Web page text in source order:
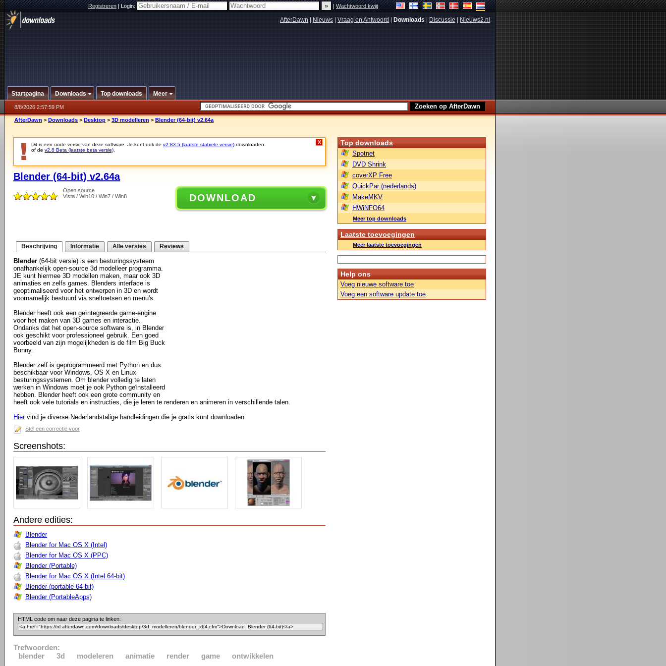
Registreren|Login: |Wachtwoord kwijt
AfterDawn Nieuws Vraag en Antwoord Downloads Discussie Nieuws2.nl
Startpagina Downloads Top downloads Meer
8/8/2026 2:57:59 PM
AfterDawn > Downloads > Desktop > 3D modelleren > Blender (64-bit) v2.64a
Dit is een oude versie van deze software. Je kunt ook de v2.83.5 (laatste stabiele versie) downloaden.
of de v2.8 Beta (laatste beta versie)
X
Blender (64-bit) v2.64a
Open source
Vista / Win10 / Win7 / Win8
DOWNLOAD
Beschrijving Informatie Alle versies Reviews
Blender (64-bit versie) is een besturingssysteem
onafhankelijk open-source 3d modelleer programma.
JE kunt hiermee 3D modellen maken, maar ook 3D
animaties en zelfs games. Blenders interface is
geoptimaliseerd voor het ontwerpen in 3D en wordt
voornamelijk bestuurd via sneltoetsen en menu's.
Blender heeft ook een geïntegreerde game-engine
voor het maken van 3D games en interactie.
Ondanks dat het open-source software is, in Blender
ook geschikt voor professioneel gebruik. Een goed
voorbeeld van zijn mogelijkheden is de film Big Buck
Bunny.
Blender zelf is geprogrammeerd met Python en dus
beschikbaar voor Windows, OS X en Linux
besturingssystemen. Om blender volledig te laten
werken in Windows moet je ook Python geïnstalleerd
hebben. Blender heeft ook een grote community en
heeft ook vele tutorials en instructies, die je leren te renderen en animeren in verschillende talen.
Hiervind je diverse Nederlandstalige handleidingen die je gratis kunt downloaden.
Stel een correctie voor
Screenshots:
Andere edities:
Blender
Blender for Mac OS X (Intel)
Blender for Mac OS X (PPC)
Blender (Portable)
Blender for Mac OS X (Intel 64-bit)
Blender (portable 64-bit)
Blender (PortableApps)
HTML code om naar deze pagina te linken:
Trefwoorden:
blender
3d modeleren animatie render game ontwikkelen
Top downloads
Spotnet
DVD Shrink
coverXP Free
QuickPar (nederlands)
MakeMKV
HWiNFO64
Meer top downloads
Laatste toevoegingen
Meer laatste toevoegingen
Help ons
Voeg nieuwe software toe
Voeg een software update toe